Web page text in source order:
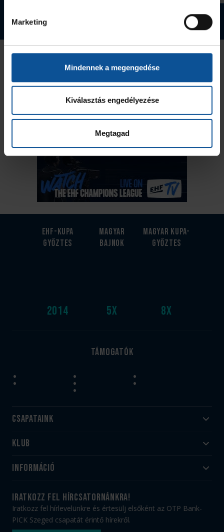
Marketing
Mindennek a megengedése
Kiválasztás engedélyezése
Megtagad
Tovább a webshopra
EHF-Kupa
győztes
2014
Magyar
bajnok
5x
Magyar kupa-
győztes
8x
Támogatók
Csapataink
Felnőtt
Utánpótlás
Klub
#HandballFamily
Munkatársaink
PICK Aréna
Sajtóakkreditáció
Információ
Jegy- és bérletvásárlás
Webshop
iratkozz fel hírcsatornánkra!
Iratkozz fel hírlevelünkre és értesülj elsőként az OTP Bank-
PICK Szeged csapatát érintő hírekről.